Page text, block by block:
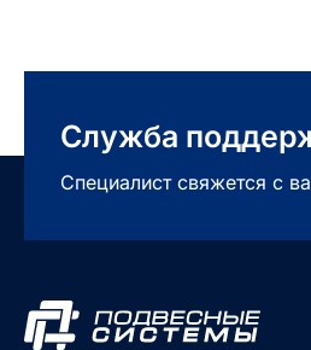
Служба
Специалист свяжется с